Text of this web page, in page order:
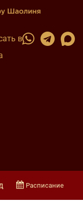
в
Расписание